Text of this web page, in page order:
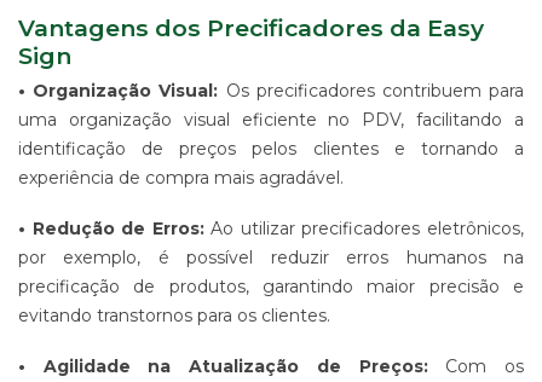
PRODUTO
PONTO
DE
VENDA
PDV
ESTAMPARIA
DE
TECIDO
CORRIDO
E
ESTAMPARIA
Vantagens dos Precificadores da Easy
Sign
• Organização Visual: Os precificadores contribuem para
uma organização visual eficiente no PDV, facilitando a
identificação de preços pelos clientes e tornando a
experiência de compra mais agradável.
• Redução de Erros:Ao utilizar precificadores eletrônicos,
por exemplo, é possível reduzir erros humanos na
precificação de produtos, garantindo maior precisão e
evitando transtornos para os clientes.
• Agilidade na Atualização de Preços:Com os